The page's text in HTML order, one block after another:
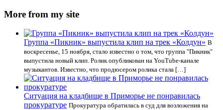
More from my site
Группа «Пикник» выпустила клип на трек «Колдун» В
воскресенье, 15 ноября, стало известно о том, что группа "Пикник"
выпустила новый клип. Ролик опубликован на YouTube-канале
музыкантов. Известно, что продюсером ролика стала […]
Ситуация на кладбище в Приморье не понравилась
прокуратуре Прокуратура обратилась в суд для возложения на